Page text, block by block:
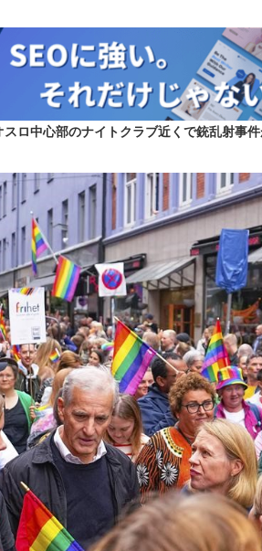
ロ中心部のナイトクラブ近くで銃乱射事件